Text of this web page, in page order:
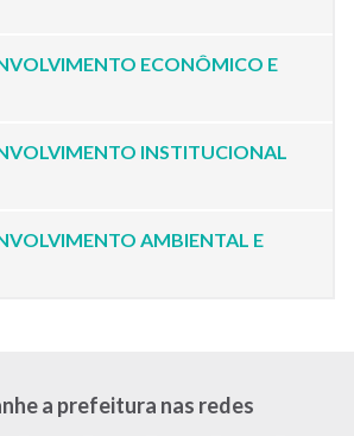
ECONÔMICO E
INSTITUCIONAL
AMBIENTAL E
a prefeitura nas redes